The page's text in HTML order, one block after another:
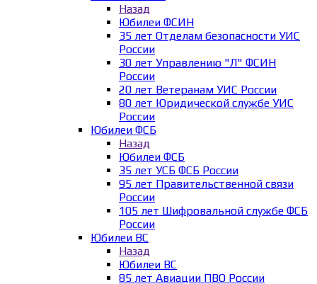
Назад
Юбилеи ФСИН
35 лет Отделам безопасности УИС
России
30 лет Управлению "Л" ФСИН
России
20 лет Ветеранам УИС России
80 лет Юридической службе УИС
России
Юбилеи ФСБ
Назад
Юбилеи ФСБ
35 лет УСБ ФСБ России
95 лет Правительственной связи
России
105 лет Шифровальной службе ФСБ
России
Юбилеи ВС
Назад
Юбилеи ВС
85 лет Авиации ПВО России